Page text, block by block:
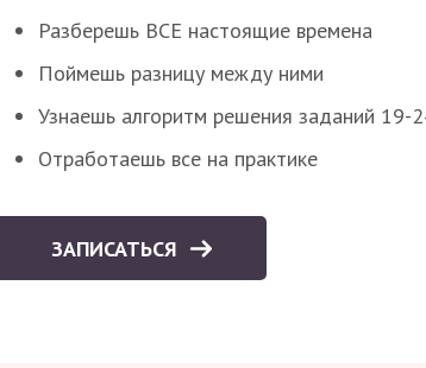
Разберешь ВСЕ настоящие времена
Поймешь разницу между ними
Узнаешь алгоритм решения заданий 19-
Отработаешь все на практике
ЗАПИСАТЬСЯ